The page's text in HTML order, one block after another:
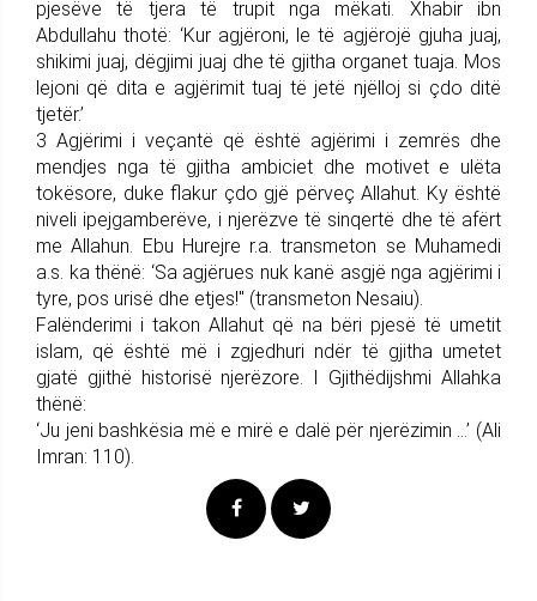
pjesëve të tjera të trupit nga mëkati. Xhabir ibn
Abdullahu thotë: ‘Kur agjëroni, le të agjërojë gjuha juaj,
shikimi juaj, dëgjimi juaj dhe të gjitha organet tuaja. Mos
lejoni që dita e agjërimit tuaj të jetë njëlloj si çdo ditë
tjetër.’
3 Agjërimi i veçantë që është agjërimi i zemrës dhe
mendjes nga të gjitha ambiciet dhe motivet e ulëta
tokësore, duke flakur çdo gjë përveç Allahut. Ky është
niveli ipejgamberëve, i njerëzve të sinqertë dhe të afërt
me Allahun. Ebu Hurejre r.a. transmeton se Muhamedi
a.s. ka thënë: ‘Sa agjërues nuk kanë asgjë nga agjërimi i
tyre, pos urisë dhe etjes!" (transmeton Nesaiu).
Falënderimi i takon Allahut që na bëri pjesë të umetit
islam, që është më i zgjedhuri ndër të gjitha umetet
gjatë gjithë historisë njerëzore. I Gjithëdijshmi Allahka
thënë:
‘Ju jeni bashkësia më e mirë e dalë për njerëzimin ...’ (Ali
Imran: 110).